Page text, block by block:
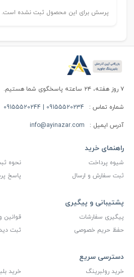
پرسش برای این محصول ثبت نشده است.
۷ روز هفته، ۲۴ ساعته پاسخگوی شما هستیم.
شماره تماس : 09155520234 | 09155520244
آدرس ایمیل : info@ayinazar.com
راهنمای خرید
شیوه پرداخت
نحوه
ثبت سفارش و ارسال
پاسخ
پشتیبانی و پیگیری
پیگیری سفارشات
قوانین
حفظ حریم خصوصی
ثبت
دسترسی سریع
خرید رولبرینگ خرید